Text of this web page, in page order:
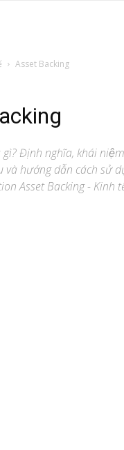
Asset Backing
Định nghĩa, khái
và hướng dẫn cách sử
Asset Backing - Kinh